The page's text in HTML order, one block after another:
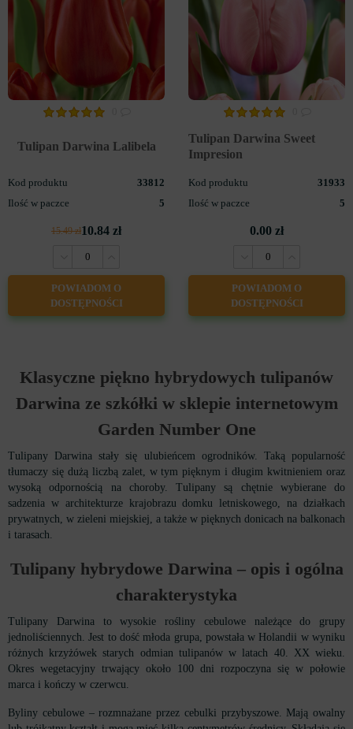
Tulipan Darwina Lalibela
Kod produktu
33812
Ilość w paczce
5
15.49 zł10.84 zł
POWIADOM O
DOSTĘPNOŚCI
Tulipan Darwina Sweet
Impresion
Kod produktu
31933
Ilość w paczce
5
0.00 zł
POWIADOM O
DOSTĘPNOŚCI
Klasyczne piękno hybrydowych tulipanów
Darwina ze szkółki w sklepie internetowym
Garden Number One
Tulipany Darwina stały się ulubieńcem ogrodników. Taką popularność
tłumaczy się dużą liczbą zalet, w tym pięknym i długim kwitnieniem oraz
wysoką odpornością na choroby. Tulipany są chętnie wybierane do
sadzenia w architekturze krajobrazu domku letniskowego, na działkach
prywatnych, w zieleni miejskiej, a także w pięknych donicach na balkonach
i tarasach.
Tulipany hybrydowe Darwina –opis i ogólna
charakterystyka
Tulipany Darwina to wysokie rośliny cebulowe należące do grupy
jednoliściennych. Jest to dość młoda grupa, powstała w Holandii w wyniku
różnych krzyżówek starych odmian tulipanów w latach 40. XX wieku.
Okres wegetacyjny trwający około 100 dni rozpoczyna się w połowie
marca i kończy w czerwcu.
Byliny cebulowe – rozmnażane przez cebulki przybyszowe. Mają owalny